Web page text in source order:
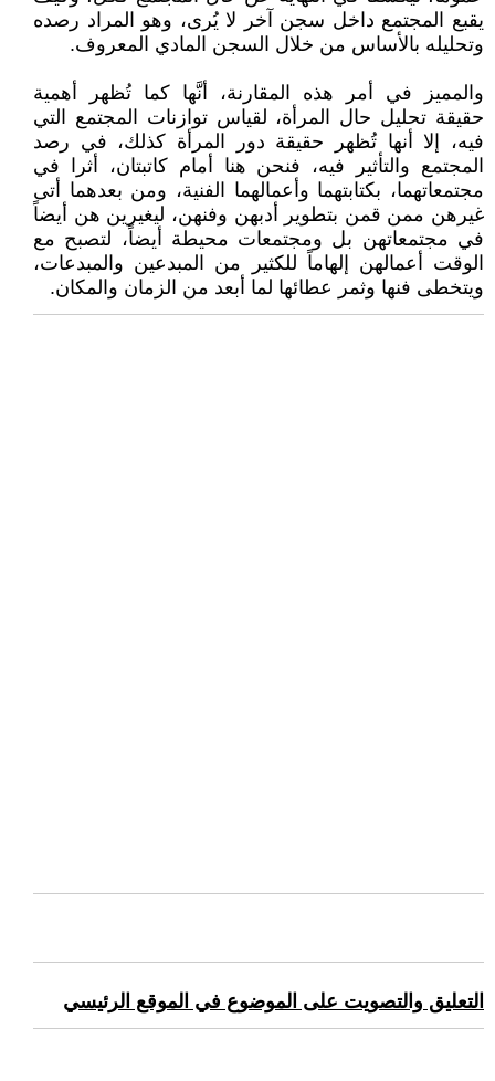
يقبع المجتمع داخل سجن آخر لا يُرى، وهو المراد رصده
وتحليله بالأساس من خلال السجن المادي المعروف.
والمميز في أمر هذه المقارنة، أنَّها كما تُظهر أهمية
حقيقة تحليل حال المرأة، لقياس توازنات المجتمع التي
فيه، إلا أنها تُظهر حقيقة دور المرأة كذلك، في رصد
المجتمع والتأثير فيه، فنحن هنا أمام كاتبتان، أثرا في
مجتمعاتهما، بكتابتهما وأعمالهما الفنية، ومن بعدهما أتى
غيرهن ممن قمن بتطوير أدبهن وفنهن، ليغيرين هن أيضاً
في مجتمعاتهن بل ومجتمعات محيطة أيضاً، لتصبح مع
الوقت أعمالهن إلهاماً للكثير من المبدعين والمبدعات،
ويتخطى فنها وثمر عطائها لما أبعد من الزمان والمكان.
التعليق والتصويت على الموضوع في الموقع الرئيسي